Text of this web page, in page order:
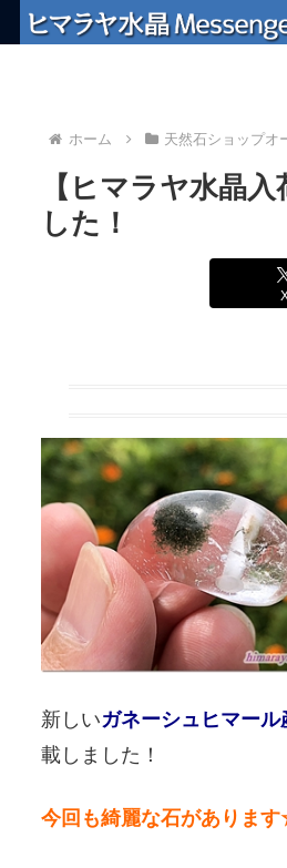
ホーム 天然石ショップオ
【ヒマラヤ水晶
した！
新しいガネーシュヒマー
載しました！
今回も綺麗な石がありま